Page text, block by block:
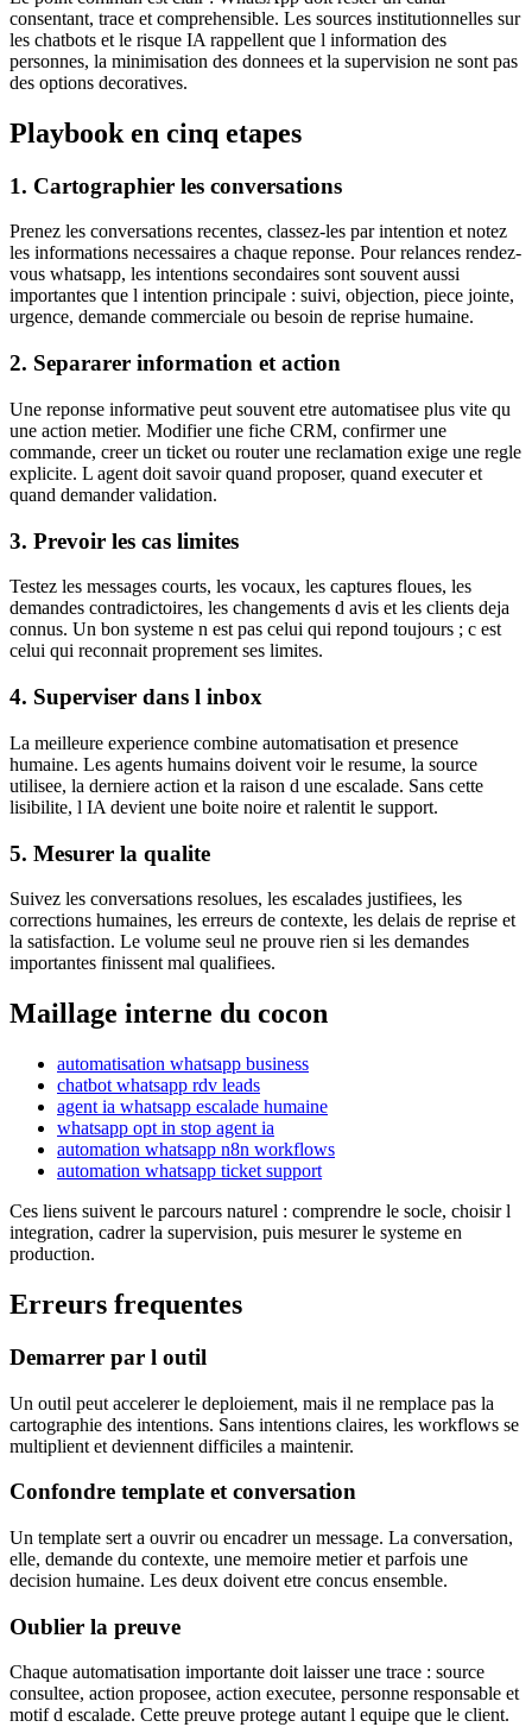
consentant, trace et comprehensible. Les sources institutionnelles sur
les chatbots et le risque IA rappellent que l information des
personnes, la minimisation des donnees et la supervision ne sont pas
des options decoratives.
Playbook en cinq etapes
1. Cartographier les conversations
Prenez les conversations recentes, classez-les par intention et notez
les informations necessaires a chaque reponse. Pour relances rendez-
vous whatsapp, les intentions secondaires sont souvent aussi
importantes que l intention principale : suivi, objection, piece jointe,
urgence, demande commerciale ou besoin de reprise humaine.
2. Separarer information et action
Une reponse informative peut souvent etre automatisee plus vite qu
une action metier. Modifier une fiche CRM, confirmer une
commande, creer un ticket ou router une reclamation exige une regle
explicite. L agent doit savoir quand proposer, quand executer et
quand demander validation.
3. Prevoir les cas limites
Testez les messages courts, les vocaux, les captures floues, les
demandes contradictoires, les changements d avis et les clients deja
connus. Un bon systeme n est pas celui qui repond toujours ; c est
celui qui reconnait proprement ses limites.
4. Superviser dans l inbox
La meilleure experience combine automatisation et presence
humaine. Les agents humains doivent voir le resume, la source
utilisee, la derniere action et la raison d une escalade. Sans cette
lisibilite, l IA devient une boite noire et ralentit le support.
5. Mesurer la qualite
Suivez les conversations resolues, les escalades justifiees, les
corrections humaines, les erreurs de contexte, les delais de reprise et
la satisfaction. Le volume seul ne prouve rien si les demandes
importantes finissent mal qualifiees.
Maillage interne du cocon
automatisation whatsapp business
chatbot whatsapp rdv leads
agent ia whatsapp escalade humaine
whatsapp opt in stop agent ia
automation whatsapp n8n workflows
automation whatsapp ticket support
Ces liens suivent le parcours naturel : comprendre le socle, choisir l
integration, cadrer la supervision, puis mesurer le systeme en
production.
Erreurs frequentes
Demarrer par l outil
Un outil peut accelerer le deploiement, mais il ne remplace pas la
cartographie des intentions. Sans intentions claires, les workflows se
multiplient et deviennent difficiles a maintenir.
Confondre template et conversation
Un template sert a ouvrir ou encadrer un message. La conversation,
elle, demande du contexte, une memoire metier et parfois une
decision humaine. Les deux doivent etre concus ensemble.
Oublier la preuve
Chaque automatisation importante doit laisser une trace : source
consultee, action proposee, action executee, personne responsable et
motif d escalade. Cette preuve protege autant l equipe que le client.